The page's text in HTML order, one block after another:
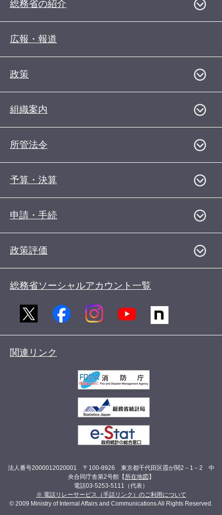
総務省の紹介
広報・報道
政策
組織案内
所管法令
予算・決算
申請・手続
政策評価
総務省ソーシャルアカウント一覧
関連リンク
法人番号2000012020001 〒100-8926 東京都千代田区霞が関2－1－2 中
央合同庁舎第2号館【 所在地図 】
電話03-5253-5111（代表）
※ 電話リレーサービス（手話リンク）のご利用について
© 2009 Ministry of Internal Affairs and Communications All Rights Reserved.